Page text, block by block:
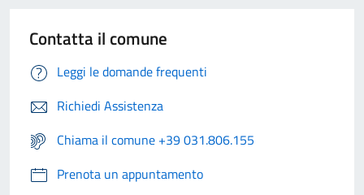
Contatta il comune
Leggi le domande frequenti
Richiedi Assistenza
Chiama il comune +39 031.806.155
Prenota un appuntamento